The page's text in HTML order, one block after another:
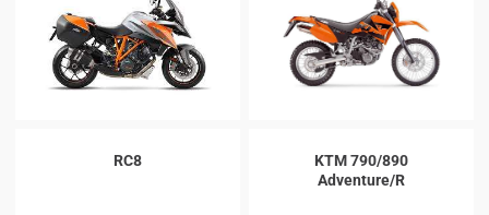
RC8
KTM 790/890
Adventure/R